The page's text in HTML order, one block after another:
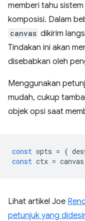
memberi tahu
komposisi. Dalam
canvas dikirim
Tindakan ini akan
disebabkan oleh
Menggunakan
mudah, cukup
objek opsi saat
const opts = {
const ctx = canvas
Lihat artikel Joe
petunjuk yang